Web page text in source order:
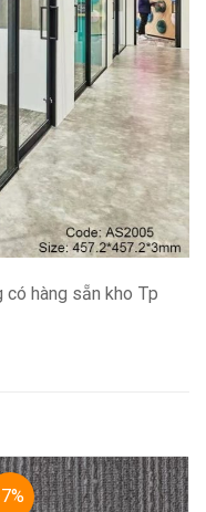
có hàng sẵn kho Tp